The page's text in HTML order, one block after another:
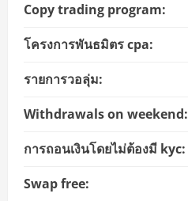
Copy trading program:
โครงการพันธมิตร cpa:
รายการวอลุ่ม:
Withdrawals on weekend:
การถอนเงินโดยไม่ต้องมี kyc:
Swap free: